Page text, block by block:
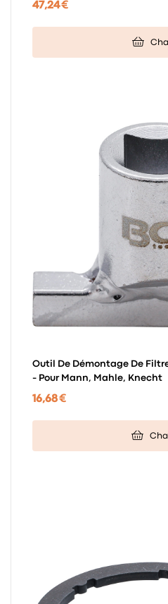
47,24 €
Outil De Démontage De
- Pour Mann, Mahle, Knecht
16,68 €